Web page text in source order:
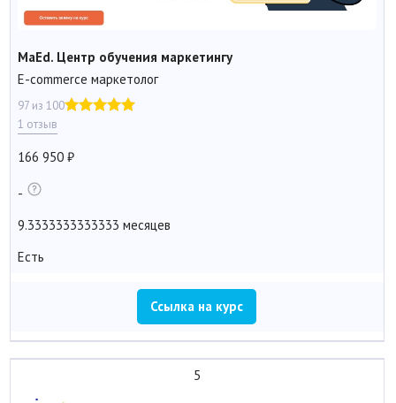
MaEd. Центр обучения маркетингу
E-commerce маркетолог
97 из 100
1 отзыв
166 950
-
9.3333333333333 месяцев
Есть
Ссылка на курс
5